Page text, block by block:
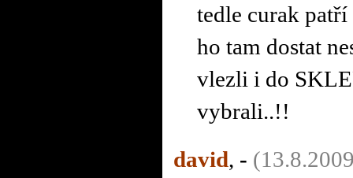
tedle curak patří
ho tam dostat
vlezli i do
vybrali..!!
david, -